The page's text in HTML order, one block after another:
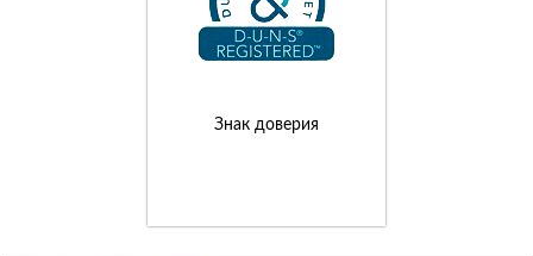
Знак доверия